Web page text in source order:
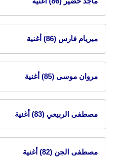
ميريام فارس (86) أغنية
مروان موسى (85) أغنية
مصطفى الربيعي (83) أغنية
مصطفى الجن (82) أغنية